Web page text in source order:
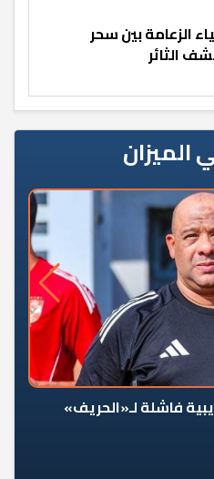
الزعامة بين سحر
الثائر
الميزان
فاشلة لـ«الحريف»